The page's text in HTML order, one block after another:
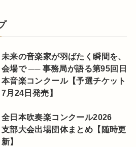
未来の音楽家が羽ばたく瞬間を、
会場で ── 事務局が語る第95回日
本音楽コンクール【予選チケット
7月24日発売】
全日本吹奏楽コンクール2026
支部大会出場団体まとめ【随時更
新】